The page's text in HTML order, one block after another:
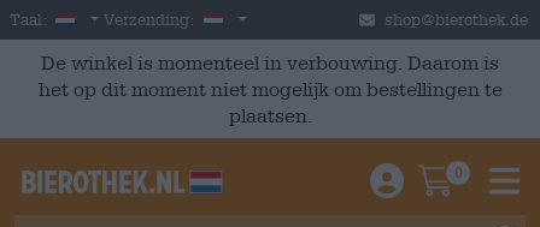
Skip to main content
Taal: Dutch
Verzending: Nederland shop@bierothek.de
De winkel is momenteel in verbouwing. Daarom is
het op dit moment niet mogelijk om bestellingen te
plaatsen.
Einloggen /
0